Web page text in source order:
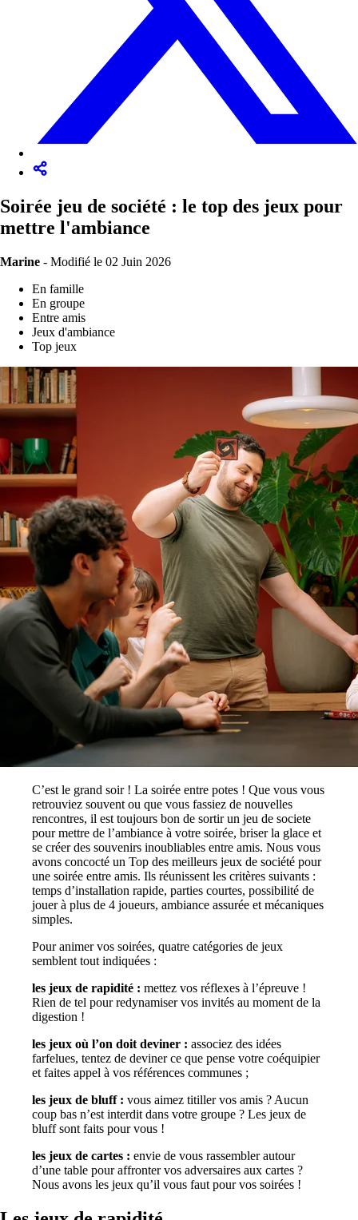
Soirée jeu de société : le top des jeux pour
mettre l'ambiance
Marine - Modifié le 02 Juin 2026
En famille
En groupe
Entre amis
Jeux d'ambiance
Top jeux
C’est le grand soir ! La soirée entre potes ! Que vous vous
retrouviez souvent ou que vous fassiez de nouvelles
rencontres, il est toujours bon de sortir un jeu de societe
pour mettre de l’ambiance à votre soirée, briser la glace et
se créer des souvenirs inoubliables entre amis. Nous vous
avons concocté un Top des meilleurs jeux de société pour
une soirée entre amis. Ils réunissent les critères suivants :
temps d’installation rapide, parties courtes, possibilité de
jouer à plus de 4 joueurs, ambiance assurée et mécaniques
simples.
Pour animer vos soirées, quatre catégories de jeux
semblent tout indiquées :
les jeux de rapidité : mettez vos réflexes à l’épreuve !
Rien de tel pour redynamiser vos invités au moment de la
digestion !
les jeux où l’on doit deviner : associez des idées
farfelues, tentez de deviner ce que pense votre coéquipier
et faites appel à vos références communes ;
les jeux de bluff : vous aimez titiller vos amis ? Aucun
coup bas n’est interdit dans votre groupe ? Les jeux de
bluff sont faits pour vous !
les jeux de cartes : envie de vous rassembler autour
d’une table pour affronter vos adversaires aux cartes ?
Nous avons les jeux qu’il vous faut pour vos soirées !